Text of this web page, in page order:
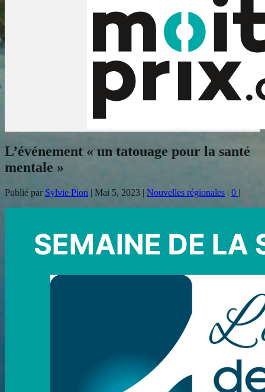
L’événement « un tatouage pour la santé
mentale »
Publié par Sylvie Pion | Mai 5, 2023 | Nouvelles régionales | 0 |